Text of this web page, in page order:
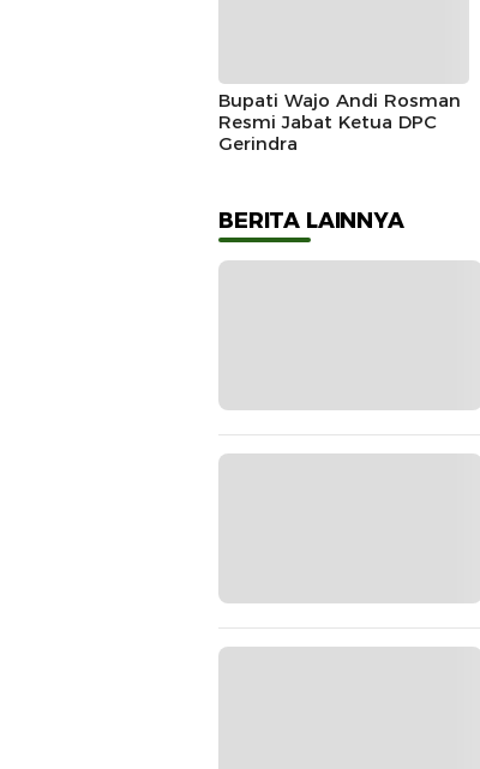
Bupati Wajo Andi Rosman
Resmi Jabat Ketua DPC
Gerindra
BERITA LAINNYA